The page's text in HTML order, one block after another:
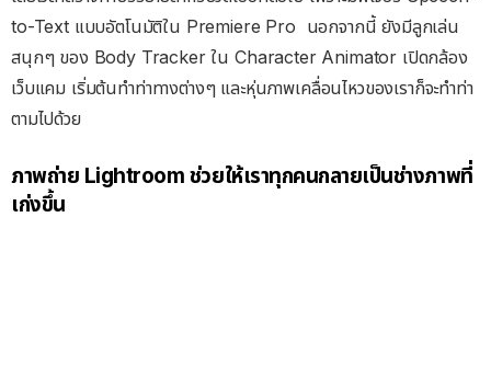
to-Text แบบอัตโนมัติใน Premiere Pro นอกจากนี้ ยังมีลูกเล่น
สนุกๆ ของ Body Tracker ใน Character Animator เปิดกล้อง
เว็บแคม เริ่มต้นทำท่าทางต่างๆ และหุ่นภาพเคลื่อนไหวของเราก็จะทำท่า
ตามไปด้วย
ภาพถ่าย Lightroom ช่วยให้เราทุกคนกลายเป็นช่างภาพที่
เก่งขึ้น